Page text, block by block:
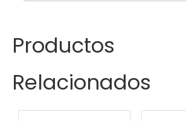
Productos
Relacionados